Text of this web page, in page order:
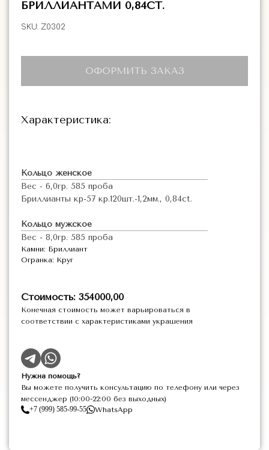
БРИЛЛИАНТАМИ 0,84CT.
SKU: Z0302
ОФОРМИТЬ ЗАКАЗ
Характеристика:
Кольцо женское
Вес - 6,0гр. 585 проба
Бриллианты кр-57 кр.120шт.-1,2мм., 0,84ct.
Кольцо мужское
Вес - 8,0гр. 585 проба
Камни: Бриллиант
Огранка: Круг
Стоимость: 354000,00
Конечная стоимость может варьироваться в
соответствии с характеристиками украшения
Нужна помощь?
Вы можете получить консультацию по телефону или через
мессенджер (10:00-22:00 без выходных)
+7 (999) 585-99-55
WhatsApp